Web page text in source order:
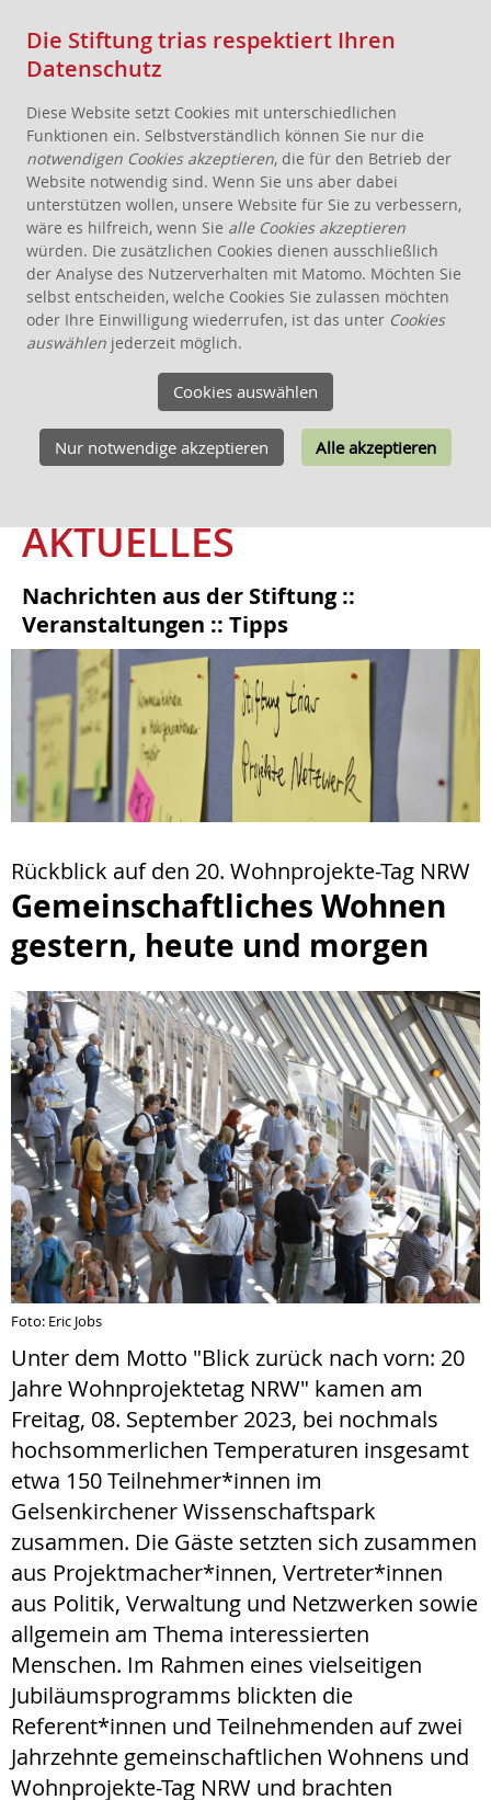
AKTUELLES
STIFTUNG
THEMEN
ANGEBOTE FÜR WOHNPROJEKTE
WISSEN
KONTAKT
AKTUELLES
Nachrichten aus der Stiftung ::
Veranstaltungen :: Tipps
Rückblick auf den 20. Wohnprojekte-Tag NRW
Gemeinschaftliches Wohnen
gestern, heute und morgen
Foto: Eric Jobs
Unter dem Motto "Blick zurück nach vorn: 20
Jahre Wohnprojektetag NRW" kamen am
Freitag, 08. September 2023, bei nochmals
hochsommerlichen Temperaturen insgesamt
etwa 150 Teilnehmer*innen im
Gelsenkirchener Wissenschaftspark
zusammen. Die Gäste setzten sich zusammen
aus Projektmacher*innen, Vertreter*innen
aus Politik, Verwaltung und Netzwerken sowie
allgemein am Thema interessierten
Menschen. Im Rahmen eines vielseitigen
Jubiläumsprogramms blickten die
Referent*innen und Teilnehmenden auf zwei
Jahrzehnte gemeinschaftlichen Wohnens und
Wohnprojekte-Tag NRW und brachten
Die Stiftung trias respektiert Ihren
Datenschutz
Diese Website setzt Cookies mit unterschiedlichen
Funktionen ein. Selbstverständlich können Sie nur die
notwendigen Cookies akzeptieren, die für den Betrieb der
Website notwendig sind. Wenn Sie uns aber dabei
unterstützen wollen, unsere Website für Sie zu verbessern,
wäre es hilfreich, wenn Sie alle Cookies akzeptieren
würden. Die zusätzlichen Cookies dienen ausschließlich
der Analyse des Nutzerverhalten mit Matomo. Möchten Sie
selbst entscheiden, welche Cookies Sie zulassen möchten
oder Ihre Einwilligung wiederrufen, ist das unter Cookies
auswählen jederzeit möglich.
Cookies auswählen
Nur notwendige akzeptieren Alle akzeptieren